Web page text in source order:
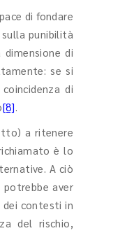
di fondare
punibilità
di
se si
di
[8]
a ritenere
è lo
A ciò
potrebbe aver
dei contesti in
del rischio,